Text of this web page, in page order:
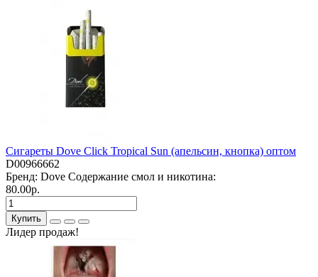
Сигареты Dove Сlick Tropical Sun (апельсин, кнопка) оптом
D00966662
Бренд: Dove Содержание смол и никотина:
80.00р.
Купить
Лидер продаж!